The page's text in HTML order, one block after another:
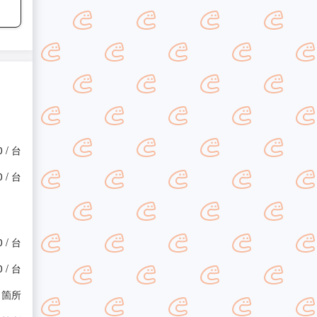
/ 台
/ 台
/ 台
/ 台
所